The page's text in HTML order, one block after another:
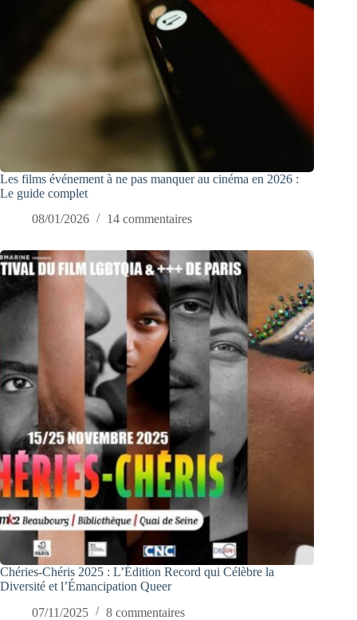
Les films événement à ne pas manquer au cinéma en 2026 :
Le guide complet
08/01/2026
14 commentaires
Chéries-Chéris 2025 : L’Édition Record qui Célèbre la
Diversité et l’Émancipation Queer
07/11/2025
8 commentaires